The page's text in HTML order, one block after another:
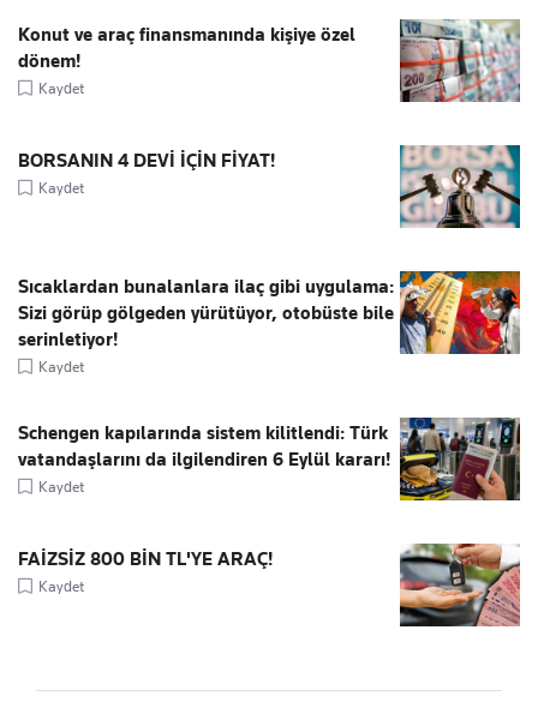
Konut ve araç finansmanında kişiye özel
dönem!
Kaydet
BORSANIN 4 DEVİ İÇİN FİYAT!
Kaydet
Sıcaklardan bunalanlara ilaç gibi uygulama:
Sizi görüp gölgeden yürütüyor, otobüste bile
serinletiyor!
Kaydet
Schengen kapılarında sistem kilitlendi: Türk
vatandaşlarını da ilgilendiren 6 Eylül kararı!
Kaydet
FAİZSİZ 800 BİN TL'YE ARAÇ!
Kaydet